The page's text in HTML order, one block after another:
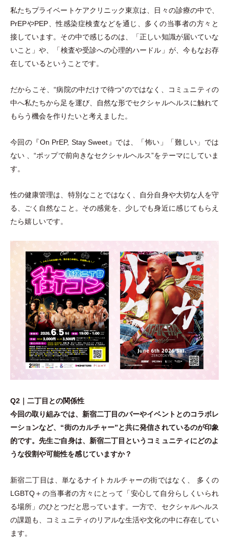
私たちプライベートケアクリニック東京は、日々の診療の中で、
PrEPやPEP、性感染症検査などを通じ、多くの当事者の方々と
接しています。その中で感じるのは、
「正しい知識が届いていな
いこと 」や、 「検査や受診への心理的ハードル 」 が、今もなお存
在しているということです。
だからこそ、“病院の中だけで待つ”のではなく、コミュニティの
中へ私たちから足を運び、自然な形でセクシャルヘルスに触れて
もらう機会を作りたいと考えました。
今回の『On PrEP, Stay Sweet』では、 「怖い 」 「難しい 」 では
ない 、“ポップで前向きなセクシャルヘルス”をテーマにしていま
す。
性の健康管理は、特別なことではなく、自分自身や大切な人を守
る、ごく自然なこと。その感覚を、少しでも身近に感じてもらえ
たら嬉しいです。
Q2｜二丁目との関係性
今回の取り組みでは、新宿二丁目のバーやイベントとのコラボレ
ーションなど、“街のカルチャー”と共に発信されているのが印象
的です。先生ご自身は、新宿二丁目というコミュニティにどのよ
うな役割や可能性を感じていますか？
新宿二丁目は、単なるナイトカルチャーの街ではなく、 多くの
LGBTQ＋の当事者の方々にとって 「安心して自分らしくいられ
る場所 」のひとつだと思っています。一方で、セクシャルヘルス
の課題も、コミュニティのリアルな生活や文化の中に存在してい
ます。